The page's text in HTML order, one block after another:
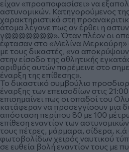
είχαν «προαποφασίσει» να
αστυνομικών. Κατηγορούμενος
χαρακτηριστικά στη
άτομα λέγανε πως αν έρθει η
γ@@@@@@@». Όταν πλέον οι
έφτασαν στο «Μελίνα Μερκούρη»
με τους δικαστές, «να
στην είσοδο της αθλητικής
αριθμός αυτών παρέμεινε στο
έναρξη της επίθεσης».
Το δικαστικό συμβούλιο
έναρξης των επεισοδίων στις
επισημαίνει πως οι οπαδοί του
κατάφεραν να προσεγγίσουν μια
απόσταση περίπου 80 με 100
επίθεση εναντίον των
τους πέτρες, μάρμαρα, σίδερα,
φωτοβολίδων χειρός ναυτικού
σε ευθεία βολή εναντίον τους με